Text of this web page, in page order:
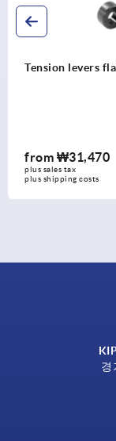
Tension levers
from ₩31,470
plus sales tax
plus shipping costs
경